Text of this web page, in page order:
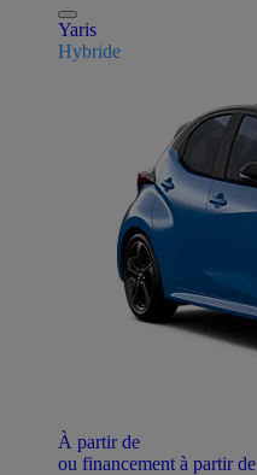
Yaris
Hybride
À partir de
ou financement à partir de